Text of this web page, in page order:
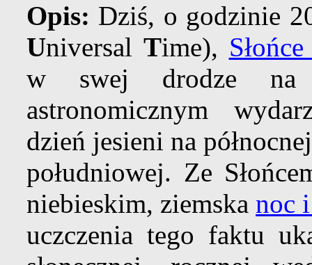
Opis: Dziś, o godzinie
Universal Time),
w swej drodze na
astronomicznym
dzień jesieni na
południowej. Ze
niebieskim, ziemska noc
uczczenia tego faktu